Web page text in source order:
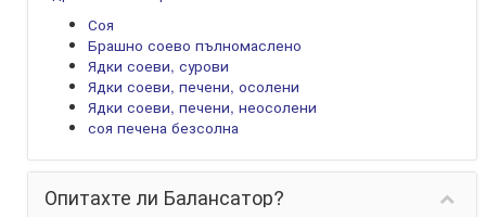
Соя
Брашно соево пълномаслено
Ядки соеви, сурови
Ядки соеви, печени, осолени
Ядки соеви, печени, неосолени
соя печена безсолна
Опитахте ли Балансатор?